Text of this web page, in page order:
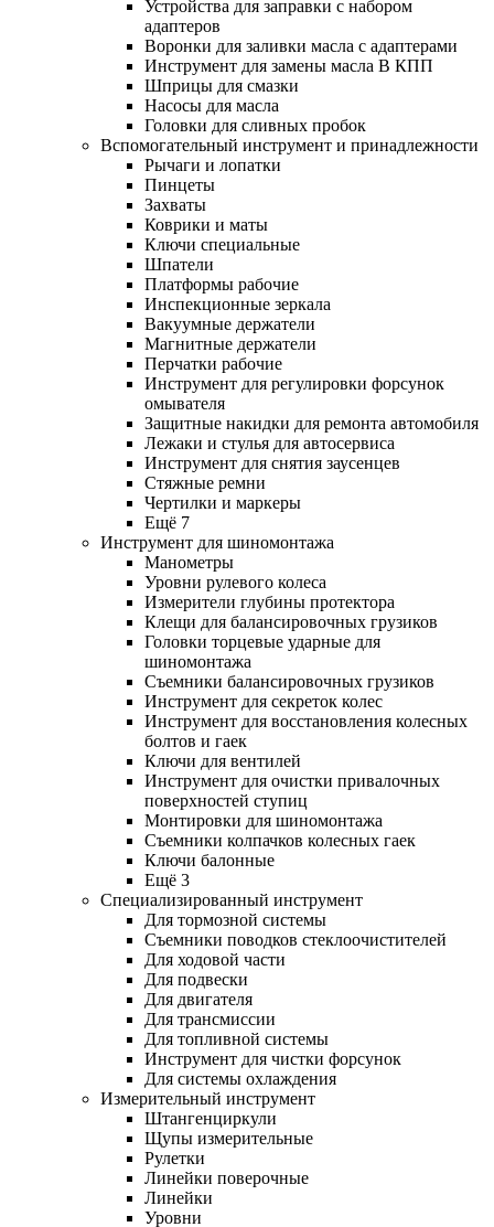
Устройства для заправки с набором
адаптеров
Воронки для заливки масла с адаптерами
Инструмент для замены масла В КПП
Шприцы для смазки
Насосы для масла
Головки для сливных пробок
Вспомогательный инструмент и принадлежности
Рычаги и лопатки
Пинцеты
Захваты
Коврики и маты
Ключи специальные
Шпатели
Платформы рабочие
Инспекционные зеркала
Вакуумные держатели
Магнитные держатели
Перчатки рабочие
Инструмент для регулировки форсунок
омывателя
Защитные накидки для ремонта автомобиля
Лежаки и стулья для автосервиса
Инструмент для снятия заусенцев
Стяжные ремни
Чертилки и маркеры
Ещё 7
Инструмент для шиномонтажа
Манометры
Уровни рулевого колеса
Измерители глубины протектора
Клещи для балансировочных грузиков
Головки торцевые ударные для
шиномонтажа
Съемники балансировочных грузиков
Инструмент для секреток колес
Инструмент для восстановления колесных
болтов и гаек
Ключи для вентилей
Инструмент для очистки привалочных
поверхностей ступиц
Монтировки для шиномонтажа
Съемники колпачков колесных гаек
Ключи балонные
Ещё 3
Специализированный инструмент
Для тормозной системы
Съемники поводков стеклоочистителей
Для ходовой части
Для подвески
Для двигателя
Для трансмиссии
Для топливной системы
Инструмент для чистки форсунок
Для системы охлаждения
Измерительный инструмент
Штангенциркули
Щупы измерительные
Рулетки
Линейки поверочные
Линейки
Уровни